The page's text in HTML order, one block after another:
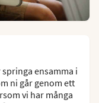
ensamma i
ni går genom ett
vi har många